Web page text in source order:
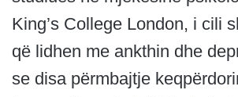
King’s College London, i cili
që lidhen me ankthin dhe
se disa përmbajtje